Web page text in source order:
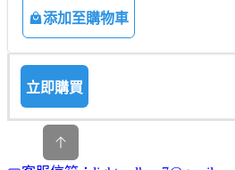
添加至購物車
立即購買